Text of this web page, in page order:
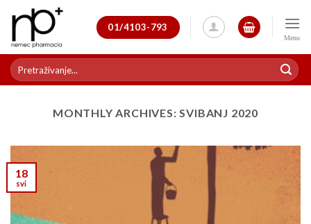
content
01/4103-793
Pretraži:
MONTHLY ARCHIVES:SVIBANJ 2020
18
svi